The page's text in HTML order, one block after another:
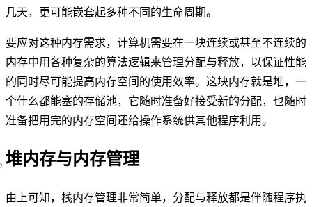
几天，更可能嵌套起多种不同的生命周期。
要应对这种内存需求，计算机需要在一块连续或甚至不连续的
内存中用各种复杂的算法逻辑来管理分配与释放，以保证性能
的同时尽可能提高内存空间的使用效率。这块内存就是堆，一
个什么都能塞的存储池，它随时准备好接受新的分配，也随时
准备把用完的内存空间还给操作系统供其他程序利用。
堆内存与内存管理
由上可知，栈内存管理非常简单，分配与释放都是伴随程序执